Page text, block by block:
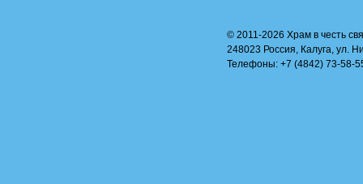
© 2011-2026 Храм в честь
248023 Россия, Калуга, ул.
Телефоны: +7 (4842) 73-58-